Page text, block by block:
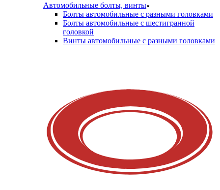
Автомобильные болты, винты
Болты автомобильные с разными головками
Болты автомобильные с шестигранной
головкой
Винты автомобильные с разными головками